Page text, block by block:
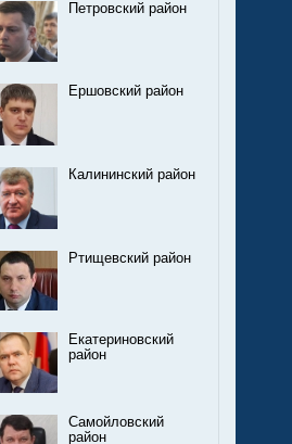
Петровский район
Ершовский район
Калининский район
Ртищевский район
Екатериновский
район
Самойловский
район